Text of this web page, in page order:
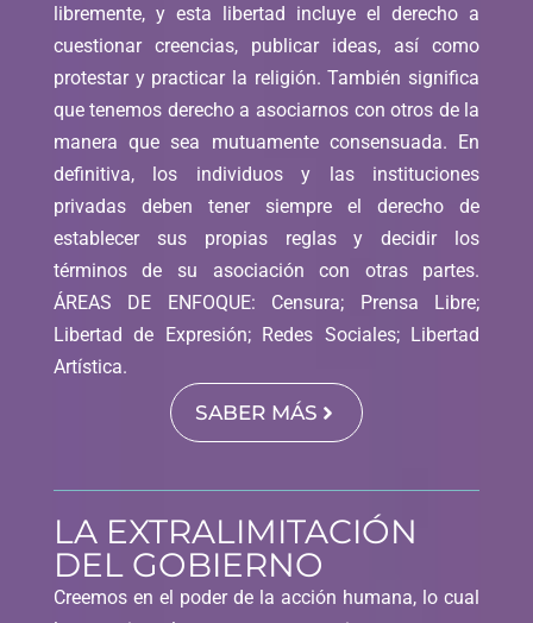
libremente, y esta libertad incluye el derecho a
cuestionar creencias, publicar ideas, así como
protestar y practicar la religión. También significa
que tenemos derecho a asociarnos con otros de la
manera que sea mutuamente consensuada. En
definitiva, los individuos y las instituciones
privadas deben tener siempre el derecho de
establecer sus propias reglas y decidir los
términos de su asociación con otras partes.
ÁREAS DE ENFOQUE: Censura; Prensa Libre;
Libertad de Expresión; Redes Sociales; Libertad
Artística.
SABER MÁS
LA EXTRALIMITACIÓN
DEL GOBIERNO
Creemos en el poder de la acción humana, lo cual